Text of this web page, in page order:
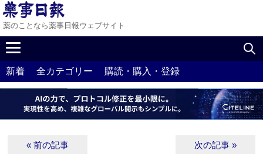
薬のことなら薬事日報ウェブサイト
新着 全カテゴリー 購読・購入・登録
« 前の記事 次の記事 »